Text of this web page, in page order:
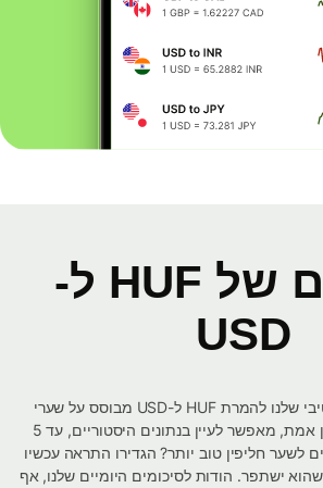
תרשים של HUF ל-
USD
התרשים האינטראקטיבי שלנו להמרת HUF ל-USD מבוסס על שערי
חליפין אמצעיים בזמן אמת, מאפשר לעיין בנתונים היסטוריים, עד 5
חליפין טוב יותר? הגדירו התראה עכשיו
ישתפר. הודות לסיכומים היומיים שלנו, אף